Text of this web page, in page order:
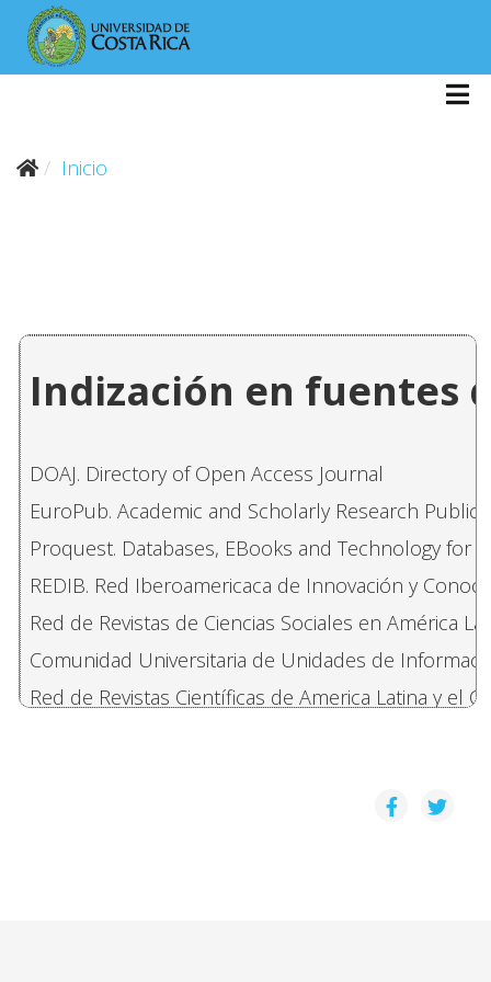
Inicio
Indización en fuentes
DOAJ. Directory of Open Access Journal
EuroPub. Academic and Scholarly Research
Proquest. Databases, EBooks and Technology for
REDIB. Red Iberoamericaca de Innovación y
Red de Revistas de Ciencias Sociales en América
Comunidad Universitaria de Unidades de
Red de Revistas Científicas de America Latina y el
Latindex. Sistema Regional de Información en